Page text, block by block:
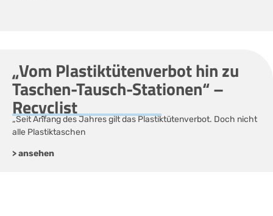
„Vom Plastiktütenverbot hin zu
Taschen-Tausch-Stationen“ –
Recyclist
„Seit Anfang des Jahres gilt das Plastiktütenverbot. Doch nicht
alle Plastiktaschen
> ansehen